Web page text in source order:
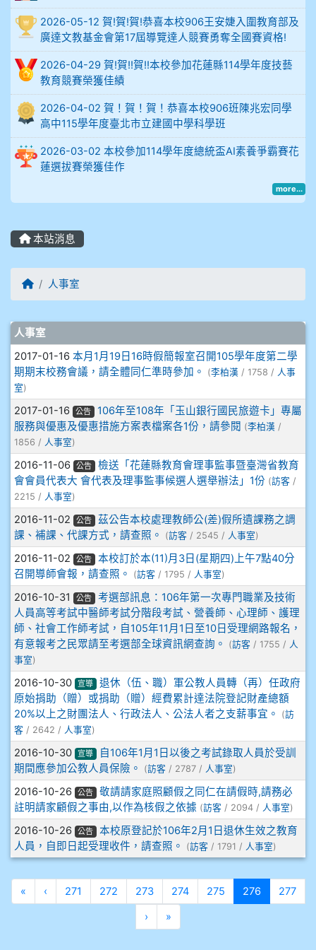
914謝佩臻 5A10+
902蘇奕愷
903陳品帆
904彭子庭
905蔣昇和
907張晏寧
908彭主豪
909林柏翰
909林玉楓
909林朝智
910謝尚橙
910呂芃澔
910溫婕伶
911王祉傑
911張 婷
912彭子宸
914王苡澄
2026-05-12 賀!賀!賀!恭喜本校906王安婕入圍教育部及
廣達文教基金會第17屆導覽達人競賽勇奪全國賽資格!
2026-04-29 賀!賀!!賀!!本校參加花蓮縣114學年度技藝
教育競賽榮獲佳績
2026-04-02 賀！賀！賀！恭喜本校906班陳兆宏同學
高中115學年度臺北市立建國中學科學班
2026-03-02 本校參加114學年度總統盃AI素養爭霸賽花
蓮選拔賽榮獲佳作
more...
本站消息
回首頁人事室
文章列表
人事室
2017-01-16 本月1月19日16時假簡報室召開105學年度第二學
期期末校務會議，請全體同仁準時參加。
(李柏漢 / 1758 / 人事
室)
2017-01-16 公告
106年至108年「玉山銀行國民旅遊卡」專屬
服務與優惠及優惠措施方案表檔案各1份，請參閱 (李柏漢 /
1856 / 人事室)
2016-11-06 公告
檢送「花蓮縣教育會理事監事暨臺灣省教育
會會員代表大 會代表及理事監事候選人選舉辦法」1份 (訪客 /
2215 / 人事室)
2016-11-02 公告
茲公告本校處理教師公(差)假所遺課務之調
課、補課、代課方式，請查照。
(訪客 / 2545 / 人事室)
2016-11-02 公告
本校訂於本(11)月3日(星期四)上午7點40分
召開導師會報，請查照。
(訪客 / 1795 / 人事室)
2016-10-31 公告
考選部訊息：106年第一次專門職業及技術
人員高等考試中醫師考試分階段考試、營養師、心理師、護理
師、社會工作師考試，自105年11月1日至10日受理網路報名，
有意報考之民眾請至考選部全球資訊網查詢。
(訪客 / 1755 / 人
事室)
2016-10-30 宣導
退休（伍、職）軍公教人員轉（再）任政府
原始捐助（贈）或捐助（贈）經費累計達法院登記財產總額
20%以上之財團法人、行政法人、公法人者之支薪事宜。
(訪
客 / 2642 / 人事室)
2016-10-30 宣導
自106年1月1日以後之考試錄取人員於受訓
期間應參加公教人員保險。
(訪客 / 2787 / 人事室)
2016-10-26 公告
敬請請家庭照顧假之同仁在請假時,請務必
註明請家顧假之事由,以作為核假之依據 (訪客 / 2094 / 人事室)
2016-10-26 公告
本校原登記於106年2月1日退休生效之教育
人員，自即日起受理收件，請查照。
(訪客 / 1791 / 人事室)
«第一頁
‹上一頁
271 272 273 274 275 276(目前頁次)
277
›下一頁
»最後頁